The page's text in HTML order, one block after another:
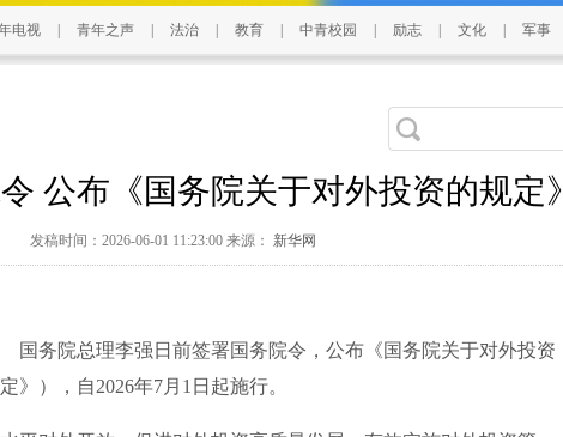
电视 青年之声 法治 教育 中青校园 励志 文化 军事
公布《国务院关于对外投资的规定》
发稿时间：2026-06-01 11:23:00 来源： 新华网
务院总理李强日前签署国务院令，公布《国务院关于对外投资
》），自2026年7月1日起施行。